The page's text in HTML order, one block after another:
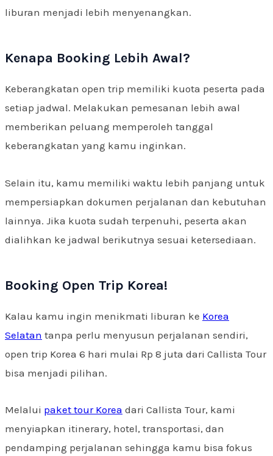
liburan menjadi lebih menyenangkan.
Kenapa Booking Lebih Awal?
Keberangkatan open trip memiliki kuota peserta pada
setiap jadwal. Melakukan pemesanan lebih awal
memberikan peluang memperoleh tanggal
keberangkatan yang kamu inginkan.
Selain itu, kamu memiliki waktu lebih panjang untuk
mempersiapkan dokumen perjalanan dan kebutuhan
lainnya. Jika kuota sudah terpenuhi, peserta akan
dialihkan ke jadwal berikutnya sesuai ketersediaan.
Booking Open Trip Korea!
Kalau kamu ingin menikmati liburan ke Korea
Selatan tanpa perlu menyusun perjalanan sendiri,
open trip Korea 6 hari mulai Rp 8 juta dari Callista Tour
bisa menjadi pilihan.
Melalui paket tour Korea dari Callista Tour, kami
menyiapkan itinerary, hotel, transportasi, dan
pendamping perjalanan sehingga kamu bisa fokus